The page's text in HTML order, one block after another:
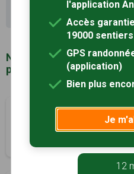
Recherche
Notre sélection de
proximité de Plaisance (32)
Le grand Gambadourà
Jû-Belloc, Gers (32)
2h45
l'application
Accès
19000
GPS
(application)
Bien plus
Je
12